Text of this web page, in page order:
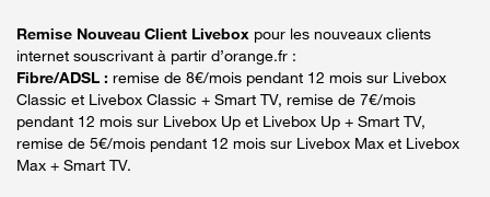
Remise Nouveau Client Livebox pour les nouveaux clients
internet souscrivant à partir d’orange.fr :
Fibre/ADSL : remise de 8€/mois pendant 12 mois sur Livebox
Classic et Livebox Classic + Smart TV, remise de 7€/mois
pendant 12 mois sur Livebox Up et Livebox Up + Smart TV,
remise de 5€/mois pendant 12 mois sur Livebox Max et Livebox
Max + Smart TV.